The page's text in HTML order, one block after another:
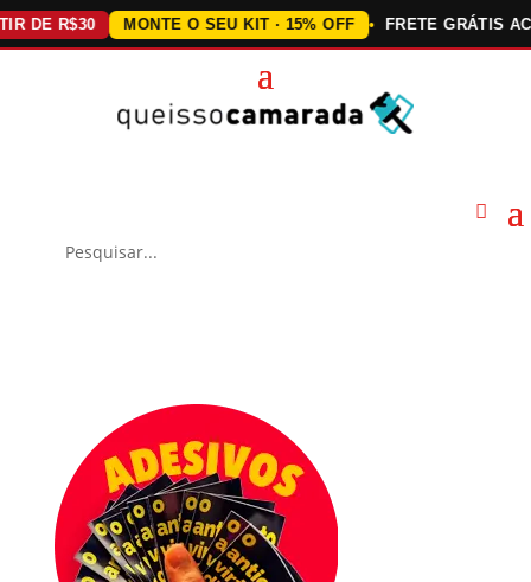
R$30 MONTE O SEU KIT · 15% OFF FRETE GRÁTIS ACIMA